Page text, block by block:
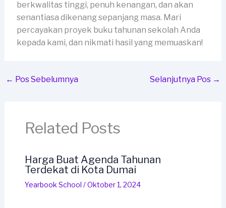
berkwalitas tinggi, penuh kenangan, dan akan
senantiasa dikenang sepanjang masa. Mari
percayakan proyek buku tahunan sekolah Anda
kepada kami, dan nikmati hasil yang memuaskan!
← Pos Sebelumnya Selanjutnya Pos →
Related Posts
Harga Buat Agenda Tahunan
Terdekat di Kota Dumai
Yearbook School /Oktober 1, 2024